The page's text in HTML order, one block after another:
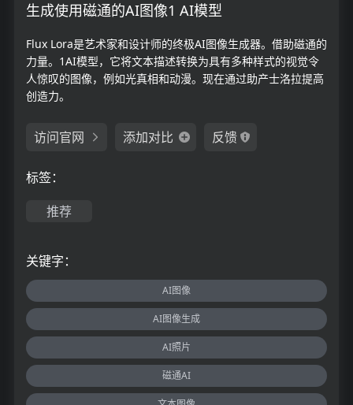
生成使用磁通的AI图像1 AI模型
Flux Lora是艺术家和设计师的终极AI图像生成器。借助磁通的
力量。1AI模型，它将文本描述转换为具有多种样式的视觉令
人惊叹的图像，例如光真相和动漫。现在通过助产士洛拉提高
创造力。
访问官网 添加对比 反馈
标签：
推荐
关键字：
AI图像
AI图像生成
AI照片
磁通AI